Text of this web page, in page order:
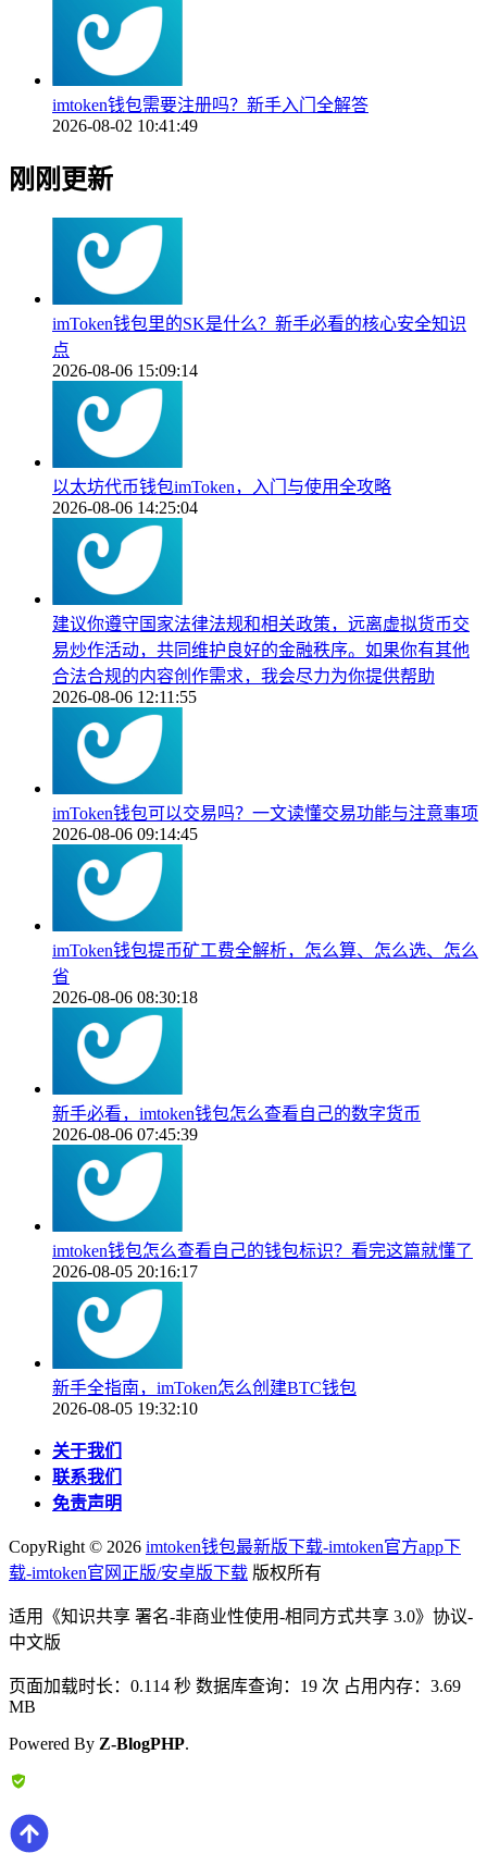
imtoken钱包需要注册吗？新手入门全解答
2026-08-02 10:41:49
刚刚更新
imToken钱包里的SK是什么？新手必看的核心安全知识
点
2026-08-06 15:09:14
以太坊代币钱包imToken，入门与使用全攻略
2026-08-06 14:25:04
建议你遵守国家法律法规和相关政策，远离虚拟货币交
易炒作活动，共同维护良好的金融秩序。如果你有其他
合法合规的内容创作需求，我会尽力为你提供帮助
2026-08-06 12:11:55
imToken钱包可以交易吗？一文读懂交易功能与注意事项
2026-08-06 09:14:45
imToken钱包提币矿工费全解析，怎么算、怎么选、怎么
省
2026-08-06 08:30:18
新手必看，imtoken钱包怎么查看自己的数字货币
2026-08-06 07:45:39
imtoken钱包怎么查看自己的钱包标识？看完这篇就懂了
2026-08-05 20:16:17
新手全指南，imToken怎么创建BTC钱包
2026-08-05 19:32:10
关于我们
联系我们
免责声明
CopyRight © 2026 imtoken钱包最新版下载-imtoken官方app下
载-imtoken官网正版/安卓版下载 版权所有
适用《知识共享 署名-非商业性使用-相同方式共享 3.0》协议-
中文版
页面加载时长：0.114 秒 数据库查询：19 次 占用内存：3.69
MB
Powered By Z-BlogPHP.